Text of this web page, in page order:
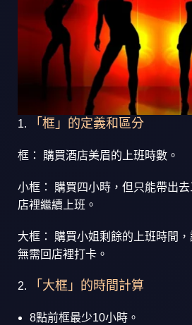
「框」的定義和區分
框： 購買酒店美眉的上班時數。
小框： 購買四小時，但只能帶出
店裡繼續上班。
大框： 購買小姐剩餘的上班時間，
無需回店裡打卡。
「大框」的時間計算
8點前框最少10小時。